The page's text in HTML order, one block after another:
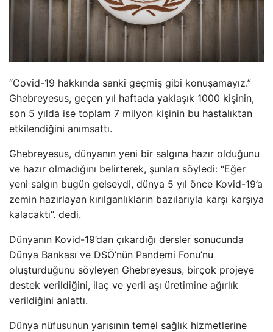
“Covid-19 hakkında sanki geçmiş gibi konuşamayız.”
Ghebreyesus, geçen yıl haftada yaklaşık 1000 kişinin,
son 5 yılda ise toplam 7 milyon kişinin bu hastalıktan
etkilendiğini anımsattı.
Ghebreyesus, dünyanın yeni bir salgına hazır olduğunu
ve hazır olmadığını belirterek, şunları söyledi: “Eğer
yeni salgın bugün gelseydi, dünya 5 yıl önce Kovid-19’a
zemin hazırlayan kırılganlıkların bazılarıyla karşı karşıya
kalacaktı”. dedi.
Dünyanın Kovid-19’dan çıkardığı dersler sonucunda
Dünya Bankası ve DSÖ’nün Pandemi Fonu’nu
oluşturduğunu söyleyen Ghebreyesus, birçok projeye
destek verildiğini, ilaç ve yerli aşı üretimine ağırlık
verildiğini anlattı.
Dünya nüfusunun yarısının temel sağlık hizmetlerine